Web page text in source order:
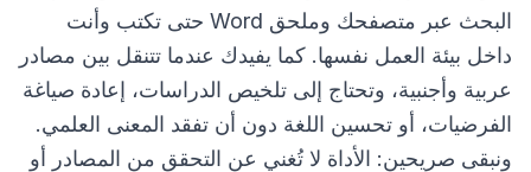
البحث عبر متصفحك وملحق Word حتى تكتب وأنت
داخل بيئة العمل نفسها. كما يفيدك عندما تتنقل بين مصادر
عربية وأجنبية، وتحتاج إلى تلخيص الدراسات، إعادة صياغة
الفرضيات، أو تحسين اللغة دون أن تفقد المعنى العلمي.
ونبقى صريحين: الأداة لا تُغني عن التحقق من المصادر أو